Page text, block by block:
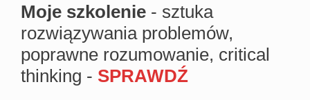
Moje szkolenie - sztuka
rozwiązywania problemów,
poprawne rozumowanie, critical
thinking - SPRAWDŹ